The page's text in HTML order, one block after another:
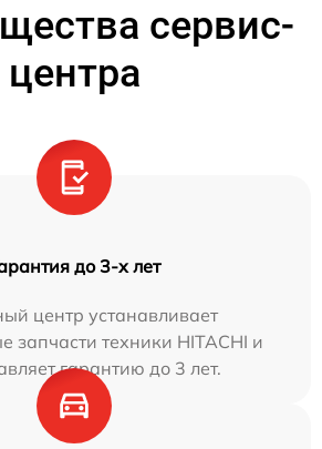
сервис-
центра
до 3-х лет
центр устанавливает
запчасти техники HITACHI и
гарантию до 3 лет.